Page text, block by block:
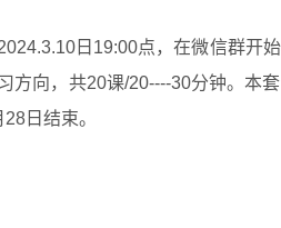
日19:00点，在微信群开
方向，共20课/20----30分钟。本
日结束。